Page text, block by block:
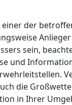
einer der
sein,
und
die
in Ihrer